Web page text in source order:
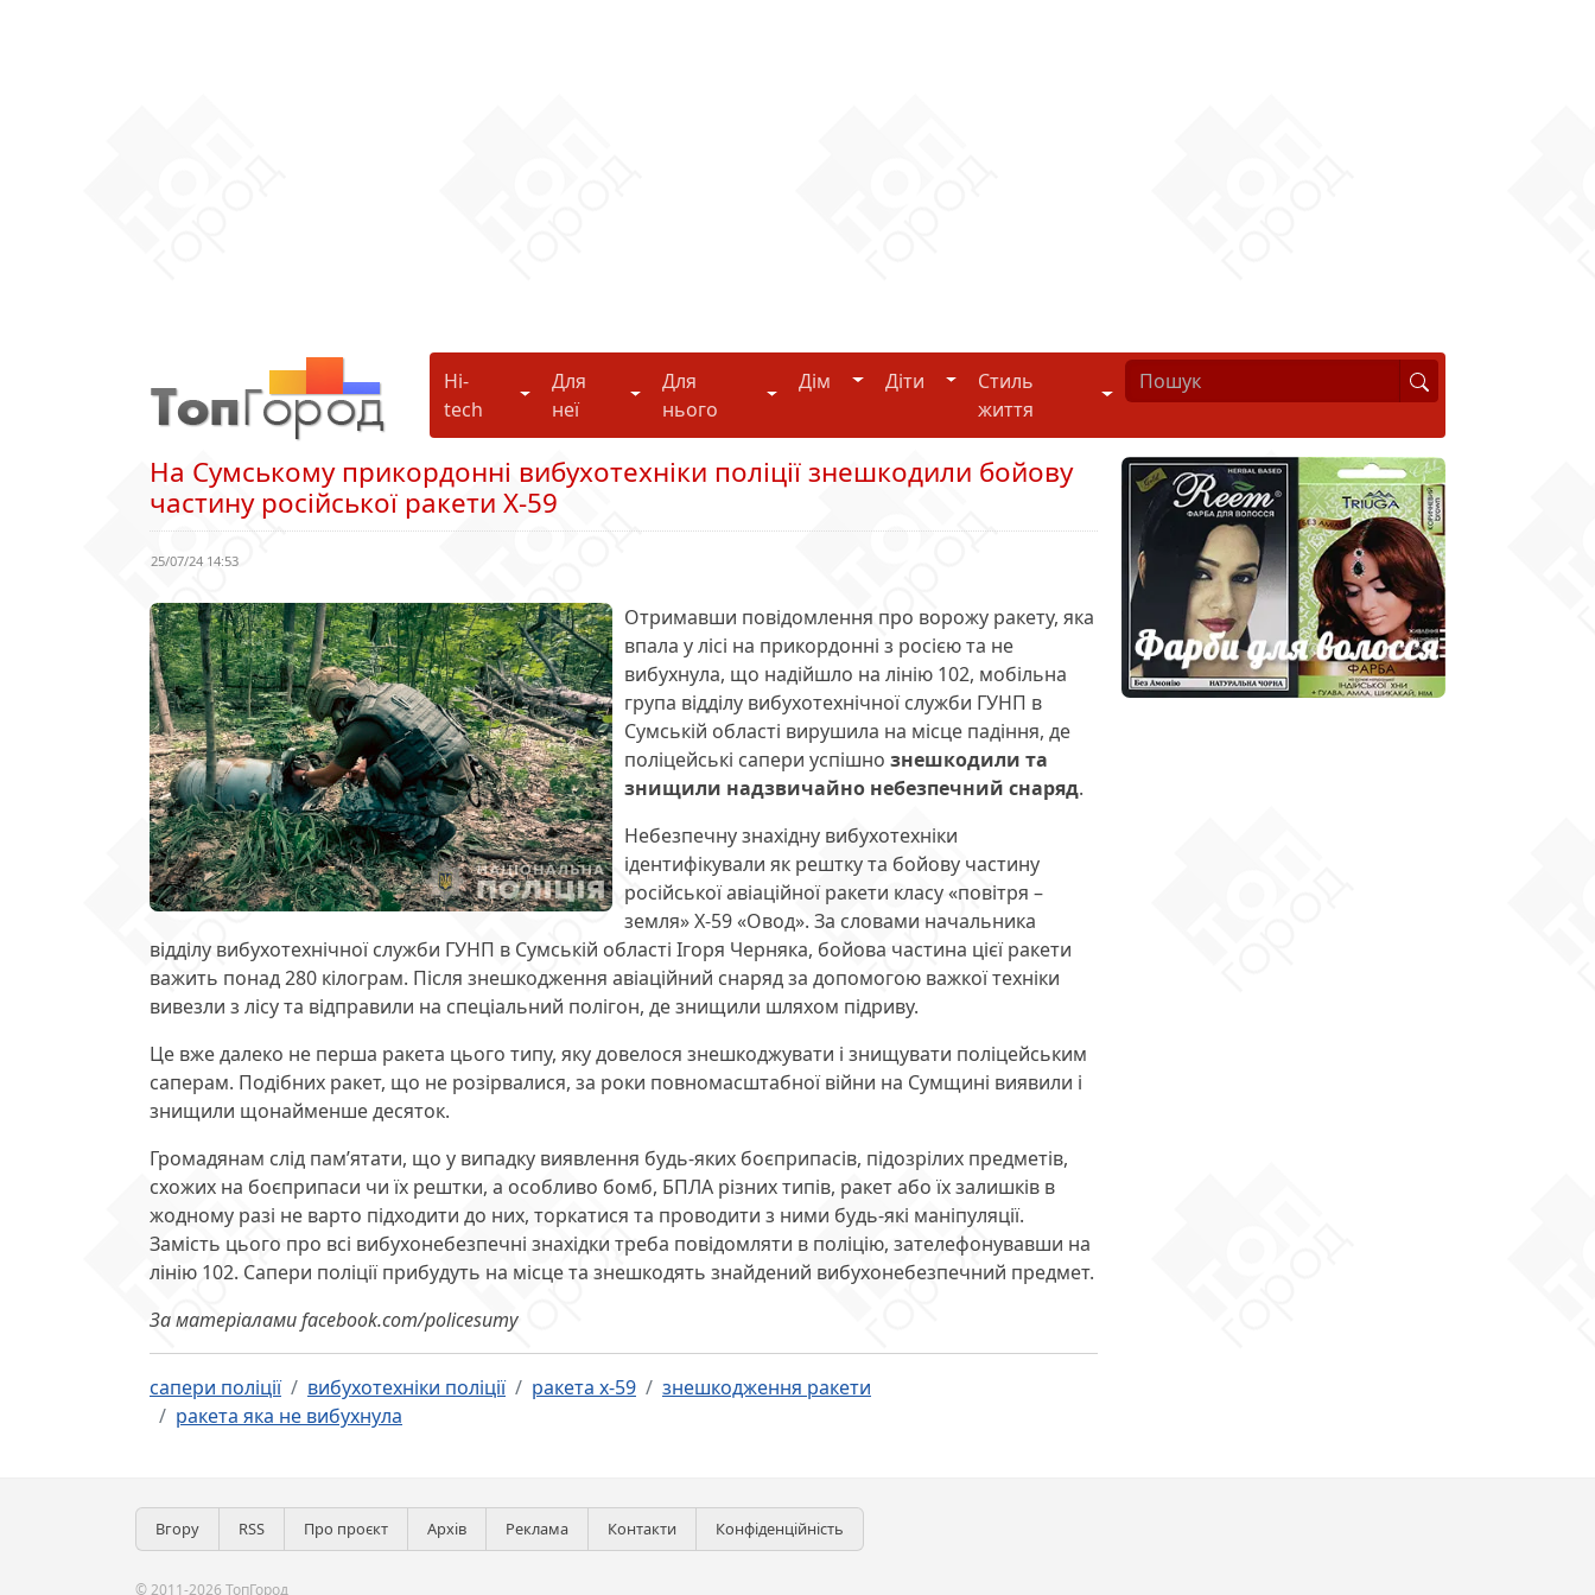
Hi-
tech
Hi-tech
Для
неї
Для неї
Для
нього
Для нього
Дім Дім Діти ДітиСтиль
життя
Стиль життя
На Сумському прикордонні вибухотехніки поліції знешкодили бойову
частину російської ракети Х-59
25/07/24 14:53
Отримавши повідомлення про ворожу ракету, яка
впала у лісі на прикордонні з росією та не
вибухнула, що надійшло на лінію 102, мобільна
група відділу вибухотехнічної служби ГУНП в
Сумській області вирушила на місце падіння, де
поліцейські сапери успішно знешкодили та
знищили надзвичайно небезпечний снаряд.
Небезпечну знахідну вибухотехніки
ідентифікували як рештку та бойову частину
російської авіаційної ракети класу «повітря –
земля» Х-59 «Овод». За словами начальника
відділу вибухотехнічної служби ГУНП в Сумській області Ігоря Черняка, бойова частина цієї ракети
важить понад 280 кілограм. Після знешкодження авіаційний снаряд за допомогою важкої техніки
вивезли з лісу та відправили на спеціальний полігон, де знищили шляхом підриву.
Це вже далеко не перша ракета цього типу, яку довелося знешкоджувати і знищувати поліцейським
саперам. Подібних ракет, що не розірвалися, за роки повномасштабної війни на Сумщині виявили і
знищили щонайменше десяток.
Громадянам слід пам’ятати, що у випадку виявлення будь-яких боєприпасів, підозрілих предметів,
схожих на боєприпаси чи їх рештки, а особливо бомб, БПЛА різних типів, ракет або їх залишків в
жодному разі не варто підходити до них, торкатися та проводити з ними будь-які маніпуляції.
Замість цього про всі вибухонебезпечні знахідки треба повідомляти в поліцію, зателефонувавши на
лінію 102. Сапери поліції прибудуть на місце та знешкодять знайдений вибухонебезпечний предмет.
За матеріалами facebook.com/policesumy
сапери поліції вибухотехніки поліції ракета х-59
знешкодження ракети
ракета яка не вибухнула
Вгору RSS Про проєкт Архів Реклама Контакти Конфіденційність
© 2011-2026 ТопГород